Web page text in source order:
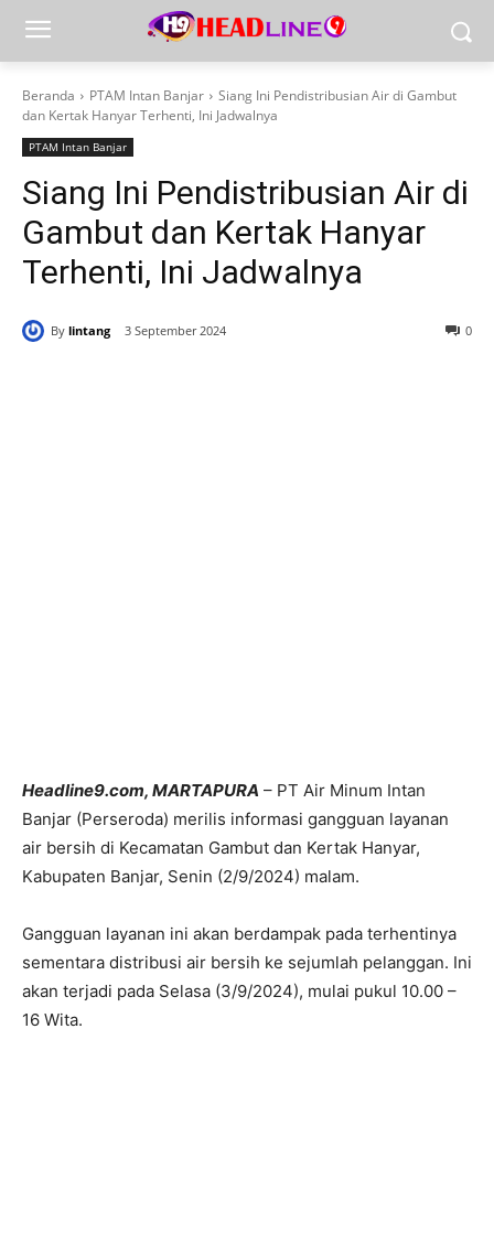
Beranda PTAM Intan Banjar
Siang Ini Pendistribusian Air di Gambut
dan Kertak Hanyar Terhenti, Ini Jadwalnya
PTAM Intan Banjar
Siang Ini Pendistribusian Air di
Gambut dan Kertak Hanyar
Terhenti, Ini Jadwalnya
By lintang 3 September 2024 0
Headline9.com, MARTAPURA – PT Air Minum Intan
Banjar (Perseroda) merilis informasi gangguan layanan
air bersih di Kecamatan Gambut dan Kertak Hanyar,
Kabupaten Banjar, Senin (2/9/2024) malam.
Gangguan layanan ini akan berdampak pada terhentinya
sementara distribusi air bersih ke sejumlah pelanggan. Ini
akan terjadi pada Selasa (3/9/2024), mulai pukul 10.00 –
16 Wita.